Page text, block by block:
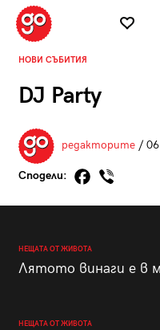
НОВИ СЪБИТИЯ
DJ Party
редакторите/
Сподели:
НЕЩАТА ОТ ЖИВОТА
Лятото винаги е в
НЕЩАТА ОТ ЖИВОТА